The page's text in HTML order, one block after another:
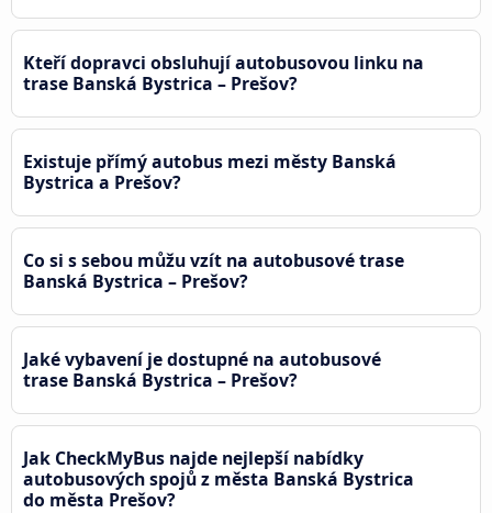
Kteří dopravci obsluhují autobusovou linku na
trase Banská Bystrica – Prešov?
Existuje přímý autobus mezi městy Banská
Bystrica a Prešov?
Co si s sebou můžu vzít na autobusové trase
Banská Bystrica – Prešov?
Jaké vybavení je dostupné na autobusové
trase Banská Bystrica – Prešov?
Jak CheckMyBus najde nejlepší nabídky
autobusových spojů z města Banská Bystrica
do města Prešov?